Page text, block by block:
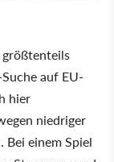
größtenteils
auf EU-
hier
niedriger
einem Spiel